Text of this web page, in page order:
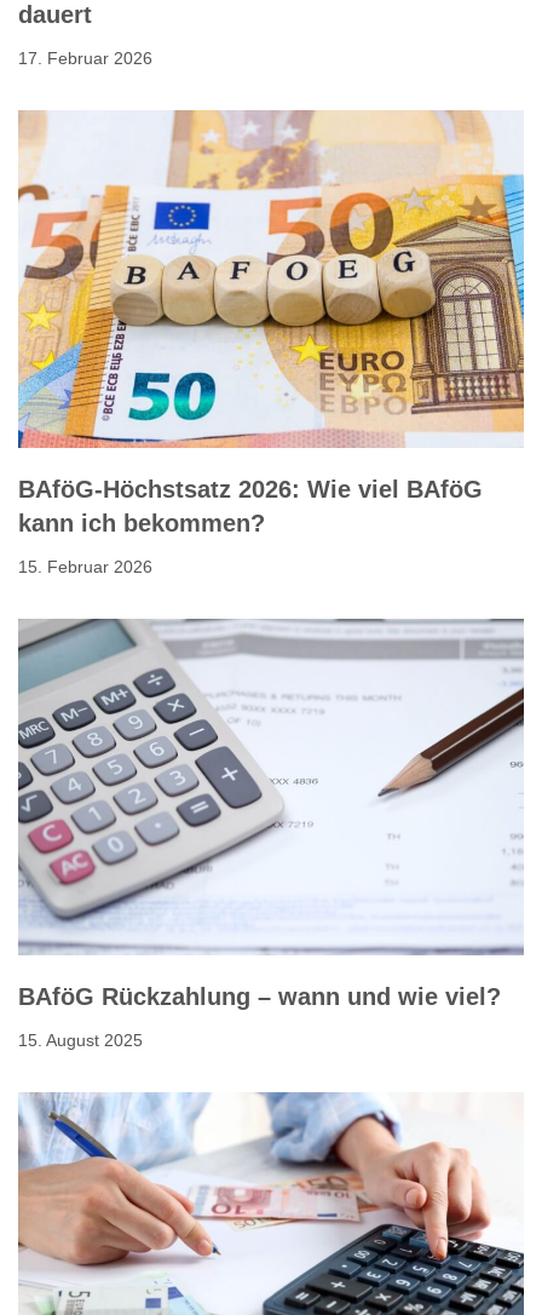
dauert
17. Februar 2026
BAföG-Höchstsatz 2026: Wie viel BAföG
kann ich bekommen?
15. Februar 2026
BAföG Rückzahlung – wann und wie viel?
15. August 2025